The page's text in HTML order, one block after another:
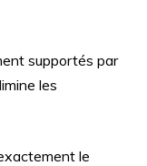
supportés par
les
le